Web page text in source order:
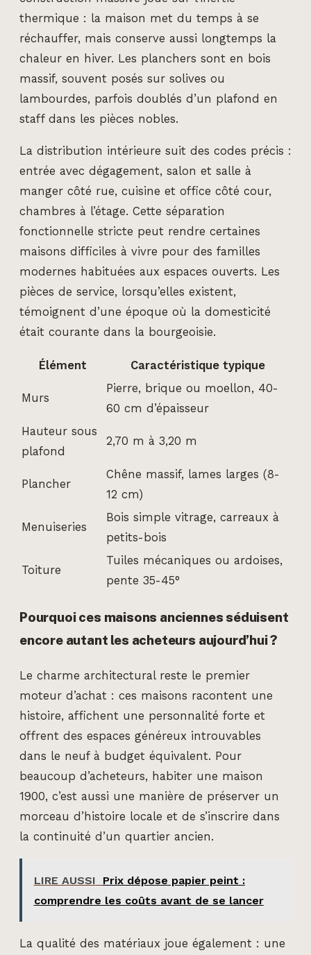
thermique : la maison met du temps à se
réchauffer, mais conserve aussi longtemps la
chaleur en hiver. Les planchers sont en bois
massif, souvent posés sur solives ou
lambourdes, parfois doublés d’un plafond en
staff dans les pièces nobles.
La distribution intérieure suit des codes précis :
entrée avec dégagement, salon et salle à
manger côté rue, cuisine et office côté cour,
chambres à l’étage. Cette séparation
fonctionnelle stricte peut rendre certaines
maisons difficiles à vivre pour des familles
modernes habituées aux espaces ouverts. Les
pièces de service, lorsqu’elles existent,
témoignent d’une époque où la domesticité
était courante dans la bourgeoisie.
Élément Caractéristique typique
Murs
Pierre, brique ou moellon, 40-
60 cm d’épaisseur
Hauteur sous
plafond
2,70 m à 3,20 m
Plancher
Chêne massif, lames larges (8-
12 cm)
Menuiseries
Bois simple vitrage, carreaux à
petits-bois
Toiture
Tuiles mécaniques ou ardoises,
pente 35-45°
Pourquoi ces maisons anciennes séduisent
encore autant les acheteurs aujourd’hui ?
Le charme architectural reste le premier
moteur d’achat : ces maisons racontent une
histoire, affichent une personnalité forte et
offrent des espaces généreux introuvables
dans le neuf à budget équivalent. Pour
beaucoup d’acheteurs, habiter une maison
1900, c’est aussi une manière de préserver un
morceau d’histoire locale et de s’inscrire dans
la continuité d’un quartier ancien.
LIRE AUSSI
Prix dépose papier peint :
comprendre les coûts avant de se lancer
La qualité des matériaux joue également : une